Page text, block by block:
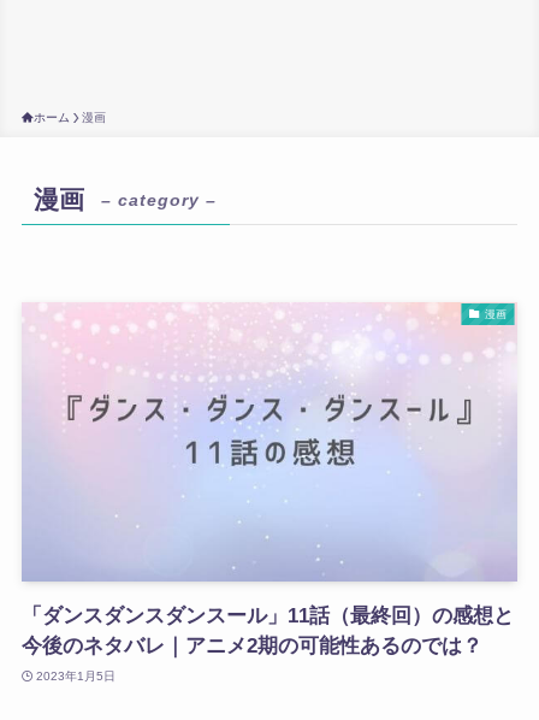
ホーム 漫画
漫画 – category –
漫画
「ダンスダンスダンスール」11話（最終回）の感想と
今後のネタバレ｜アニメ2期の可能性あるのでは？
2023年1月5日